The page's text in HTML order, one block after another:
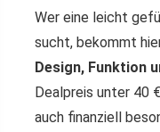
Wer eine leicht
sucht, bekommt
Design, Funktion
Dealpreis unter 40
auch finanziell